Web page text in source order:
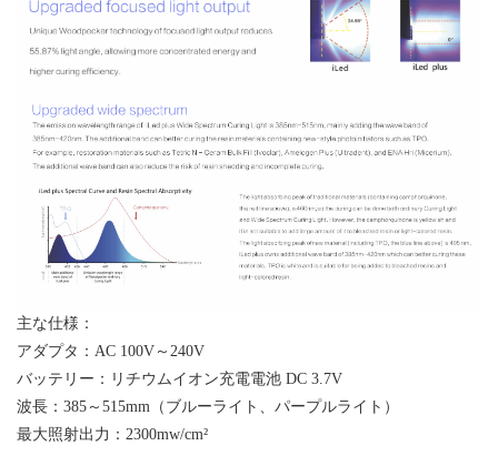
主な仕様：
アダプタ： AC 100V～240V
バッテリー：リチウムイオン充電電池 DC 3.7V
波長： 385～515mm（ブルーライト 、パープルライト ）
最大照射出力： 2300mw/cm²